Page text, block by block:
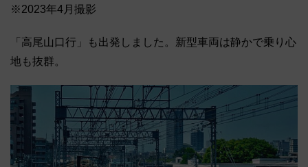
※2023年4月撮影
「高尾山口行」も出発しました。新型車両は静かで乗り心
地も抜群。